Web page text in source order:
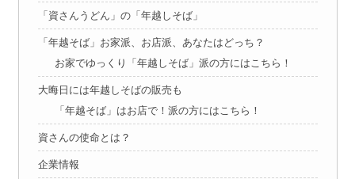
「資さんうどん」の「年越しそば」
「年越そば」お家派、お店派、あなたはどっち？
お家でゆっくり「年越しそば」派の方にはこちら！
大晦日には年越しそばの販売も
「年越そば」はお店で！派の方にはこちら！
資さんの使命とは？
企業情報